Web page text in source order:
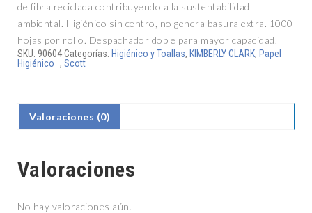
de fibra reciclada contribuyendo a la sustentabilidad
ambiental. Higiénico sin centro, no genera basura extra. 1000
hojas por rollo. Despachador doble para mayor capacidad.
SKU: 90604Categorías: Higiénico y Toallas, KIMBERLY CLARK, Papel
Higiénico , Scott
Valoraciones (0)
Valoraciones
No hay valoraciones aún.